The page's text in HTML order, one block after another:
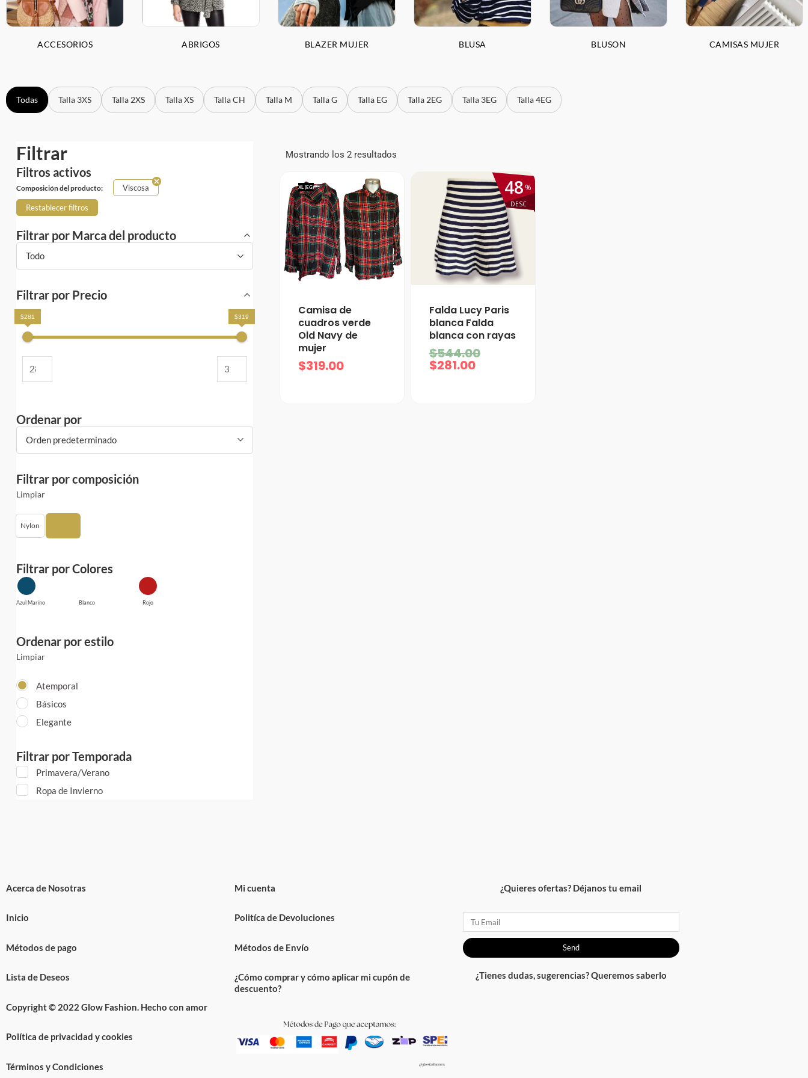
ACCESORIOS ABRIGOS BLAZER MUJER BLUSA BLUSON CAMISAS MUJER
Todas Talla 3XS Talla 2XS Talla XS Talla CH Talla M Talla G Talla EG Talla 2EG Talla 3EG Talla 4EG
Filtrar
Filtros activos
Composición del producto: Viscosa
Restablecer filtros
Filtrar por Marca del producto
Todo
Filtrar por Precio
$281 $319
Ordenar por
Orden predeterminado
Filtrar por composición
Limpiar
Nylon
Filtrar por Colores
Azul Marino Blanco Rojo
Ordenar por estilo
Limpiar
Atemporal
Básicos
Elegante
Filtrar por Temporada
Primavera/Verano
Ropa de Invierno
Mostrando los 2 resultados
XL (EG)
Camisa de
cuadros verde
Old Navy de
mujer
$319.00
%
DESC
48
Falda Lucy Paris
blanca Falda
blanca con rayas
$544.00
El
precio
original
era:
$281.00
El
precio
actual
es:
$281.00.
Acerca de Nosotras
Inicio
Métodos de pago
Lista de Deseos
Copyright © 2022 Glow Fashion. Hecho con amor
Política de privacidad y cookies
Términos y Condiciones
Mi cuenta
Politíca de Devoluciones
Métodos de Envío
¿Cómo comprar y cómo aplicar mi cupón de
descuento?
¿Quieres ofertas? Déjanos tu email
Email
Send
¿Tienes dudas, sugerencias? Queremos saberlo